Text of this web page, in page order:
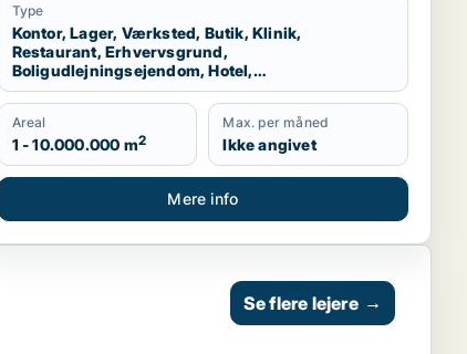
Type
Kontor, Lager, Værksted, Butik, Klinik,
Restaurant, Erhvervsgrund,
Boligudlejningsejendom, Hotel,
Produktionslokaler
Areal
1 - 10.000.000 m2
Max. per måned
Ikke angivet
Mere info
Se flere lejere →